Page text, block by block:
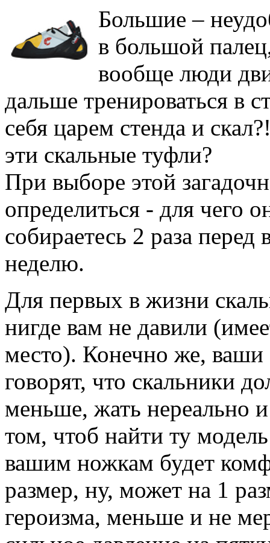
Большие –
в большой
вообще люди
дальше тренироваться в
себя царем стенда и
эти скальные туфли?
При выборе этой
определиться - для чего
собираетесь 2 раза
неделю.
Для первых в жизни
нигде вам не давили
место). Конечно же,
говорят, что скальники
меньше, жать нереально
том, чтоб найти ту
вашим ножкам будет
размер, ну, может на 1
героизма, меньше и не